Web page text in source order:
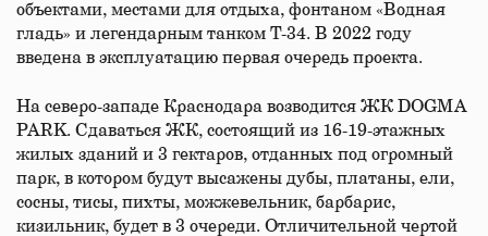
объектами, местами для отдыха, фонтаном «Водная
гладь» и легендарным танком Т-34. В 2022 году
введена в эксплуатацию первая очередь проекта.
На северо-западе Краснодара возводится ЖК DOGMA
PARK. Сдаваться ЖК, состоящий из 16-19-этажных
жилых зданий и 3 гектаров, отданных под огромный
парк, в котором будут высажены дубы, платаны, ели,
сосны, тисы, пихты, можжевельник, барбарис,
кизильник, будет в 3 очереди. Отличительной чертой